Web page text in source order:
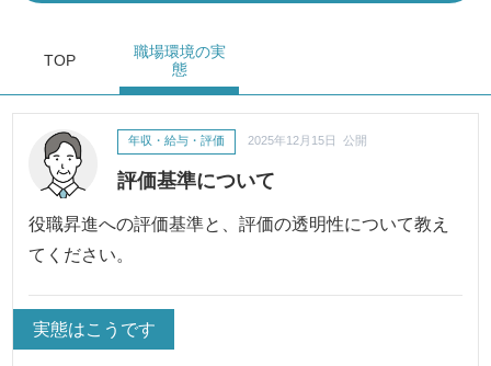
TOP
職場環境の実
態
評価基準について
年収・給与・評価 2025年12月15日 公開
役職昇進への評価基準と、評価の透明性について教え
てください。
実態はこうです